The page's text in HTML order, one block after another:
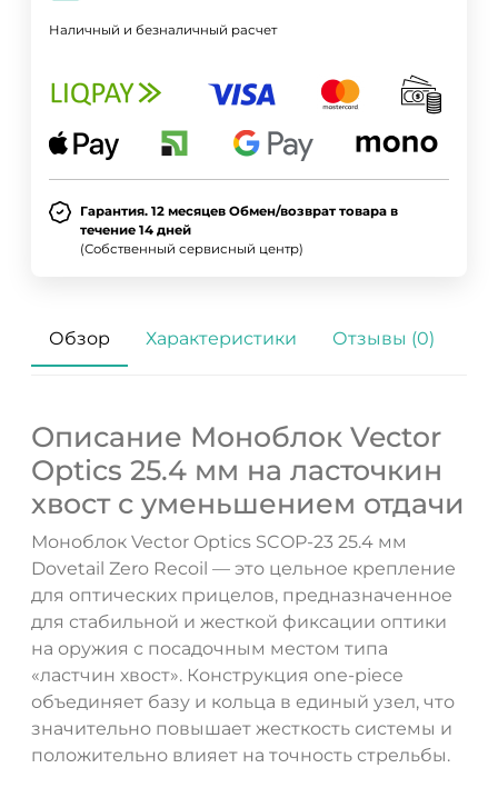
Наличный и безналичный расчет
Гарантия. 12 месяцев Обмен/возврат товара в
течение 14 дней
(Собственный сервисный центр)
Обзор Характеристики Отзывы (0)
Описание Моноблок Vector
Optics 25.4 мм на ласточкин
хвост с уменьшением отдачи
Моноблок Vector Optics SCOP-23 25.4 мм
Dovetail Zero Recoil — это цельное крепление
для оптических прицелов, предназначенное
для стабильной и жесткой фиксации оптики
на оружия с посадочным местом типа
«ластчин хвост». Конструкция one-piece
объединяет базу и кольца в единый узел, что
значительно повышает жесткость системы и
положительно влияет на точность стрельбы.